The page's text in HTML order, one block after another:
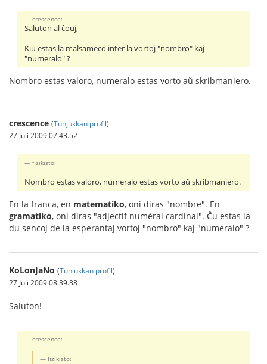
crescence:
Saluton al ĉouj,
Kiu estas la malsameco inter la vortoj "nombro" kaj
"numeralo" ?
Nombro estas valoro, numeralo estas vorto aŭ skribmaniero.
crescence (Tunjukkan profil)
27 Juli 2009 07.43.52
fizikisto:
Nombro estas valoro, numeralo estas vorto aŭ skribmaniero.
En la franca, en matematiko, oni diras "nombre". En
gramatiko, oni diras "adjectif numéral cardinal". Ĉu estas la
du sencoj de la esperantaj vortoj "nombro" kaj "numeralo" ?
KoLonJaNo (Tunjukkan profil)
27 Juli 2009 08.39.38
Saluton!
crescence:
fizikisto: